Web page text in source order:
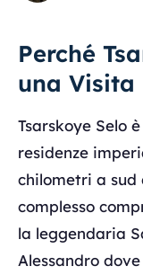
Perché
una Visita
Tsarskoye Selo
residenze
chilometri a sud
complesso
la leggendaria
Alessandro